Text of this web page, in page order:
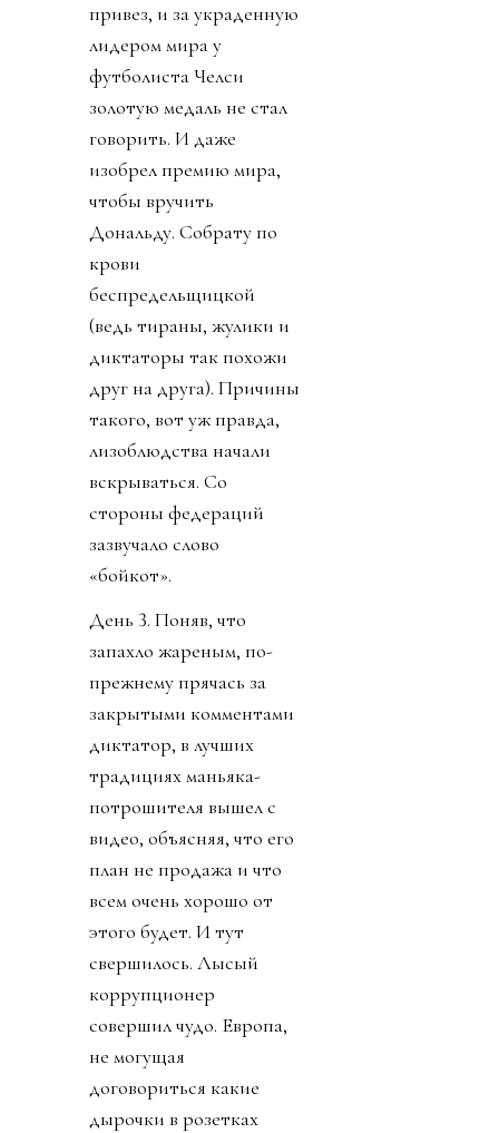
привез, и за украденную
лидером мира у
футболиста Челси
золотую медаль не стал
говорить. И даже
изобрел премию мира,
чтобы вручить
Дональду. Собрату по
крови
беспредельщицкой
(ведь тираны, жулики и
диктаторы так похожи
друг на друга). Причины
такого, вот уж правда,
лизоблюдства начали
вскрываться. Со
стороны федераций
зазвучало слово
«бойкот».
День 3. Поняв, что
запахло жареным, по-
прежнему прячась за
закрытыми комментами
диктатор, в лучших
традициях маньяка-
потрошителя вышел с
видео, объясняя, что его
план не продажа и что
всем очень хорошо от
этого будет. И тут
свершилось. Лысый
коррупционер
совершил чудо. Европа,
не могущая
договориться какие
дырочки в розетках